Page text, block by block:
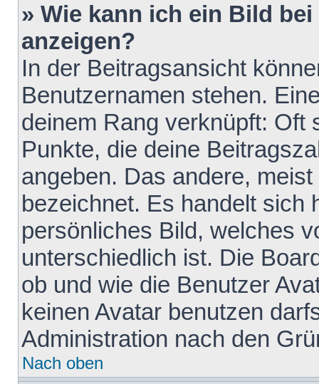
» Wie kann ich ein Bild
anzeigen?
In der Beitragsansicht
Benutzernamen stehen.
deinem Rang verknüpft: Oft
Punkte, die deine
angeben. Das andere,
bezeichnet. Es handelt sich
persönliches Bild, welches
unterschiedlich ist. Die
ob und wie die Benutzer
keinen Avatar benutzen
Administration nach den
Nach oben